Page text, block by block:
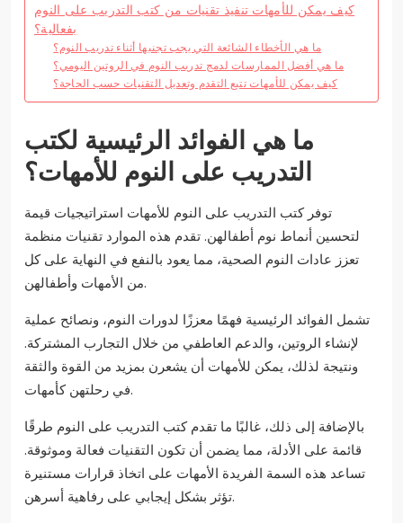
كيف يمكن للأمهات تنفيذ تقنيات من كتب التدريب على النوم
بفعالية؟
ما هي الأخطاء الشائعة التي يجب تجنبها أثناء تدريب النوم؟
ما هي أفضل الممارسات لدمج تدريب النوم في الروتين اليومي؟
كيف يمكن للأمهات تتبع التقدم وتعديل التقنيات حسب الحاجة؟
ما هي الفوائد الرئيسية لكتب
التدريب على النوم للأمهات؟
توفر كتب التدريب على النوم للأمهات استراتيجيات قيمة
لتحسين أنماط نوم أطفالهن. تقدم هذه الموارد تقنيات منظمة
تعزز عادات النوم الصحية، مما يعود بالنفع في النهاية على كل
من الأمهات وأطفالهن.
تشمل الفوائد الرئيسية فهمًا معززًا لدورات النوم، ونصائح عملية
لإنشاء الروتين، والدعم العاطفي من خلال التجارب المشتركة.
ونتيجة لذلك، يمكن للأمهات أن يشعرن بمزيد من القوة والثقة
في رحلتهن كأمهات.
بالإضافة إلى ذلك، غالبًا ما تقدم كتب التدريب على النوم طرقًا
قائمة على الأدلة، مما يضمن أن تكون التقنيات فعالة وموثوقة.
تساعد هذه السمة الفريدة الأمهات على اتخاذ قرارات مستنيرة
تؤثر بشكل إيجابي على رفاهية أسرهن.